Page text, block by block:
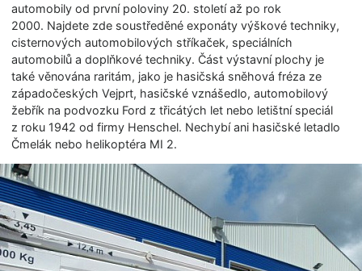
automobily od první poloviny 20. století až po rok
2000. Najdete zde soustředěné exponáty výškové techniky,
cisternových automobilových stříkaček, speciálních
automobilů a doplňkové techniky. Část výstavní plochy je
také věnována raritám, jako je hasičská sněhová fréza ze
západočeských Vejprt, hasičské vznášedlo, automobilový
žebřík na podvozku Ford z třicátých let nebo letištní speciál
z roku 1942 od firmy Henschel. Nechybí ani hasičské letadlo
Čmelák nebo helikoptéra MI 2.